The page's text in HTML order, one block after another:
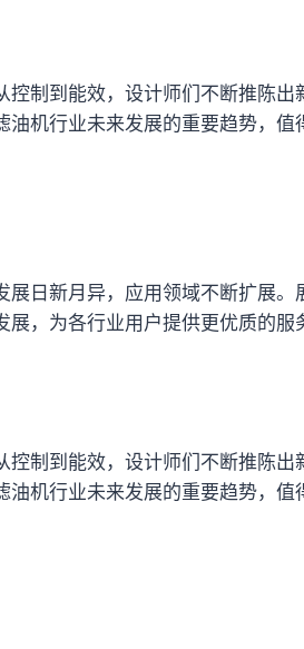
制到能效，设计师们不断推陈出
机行业未来发展的重要趋势，值
日新月异，应用领域不断扩展。
，为各行业用户提供更优质的服
制到能效，设计师们不断推陈出
机行业未来发展的重要趋势，值